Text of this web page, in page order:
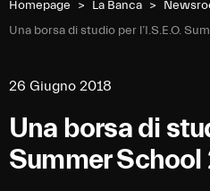
Homepage La Banca
Current:
Una borsa di studio per l’I.S.E.O.
26 Giugno 2018
Una borsa di
Summer School